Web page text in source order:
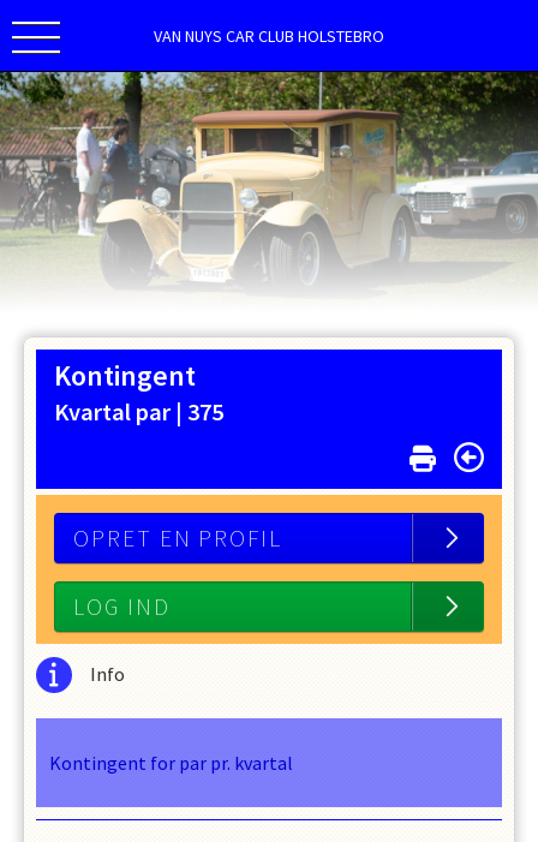
VAN NUYS CAR CLUB HOLSTEBRO
Kontingent
Kvartal par | 375
OPRET EN PROFIL
LOG IND
Info
Kontingent for par pr. kvartal